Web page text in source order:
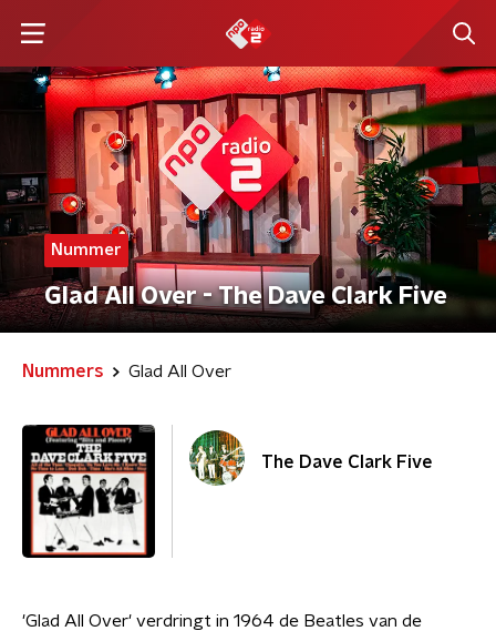
Nummer
Glad All Over - The Dave Clark Five
Nummers Glad All Over
The Dave Clark Five
'Glad All Over' verdringt in 1964 de Beatles van de